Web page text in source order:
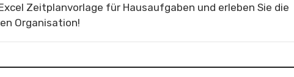
Zeitplanvorlage für Hausaufgaben und erleben Sie die
Organisation!